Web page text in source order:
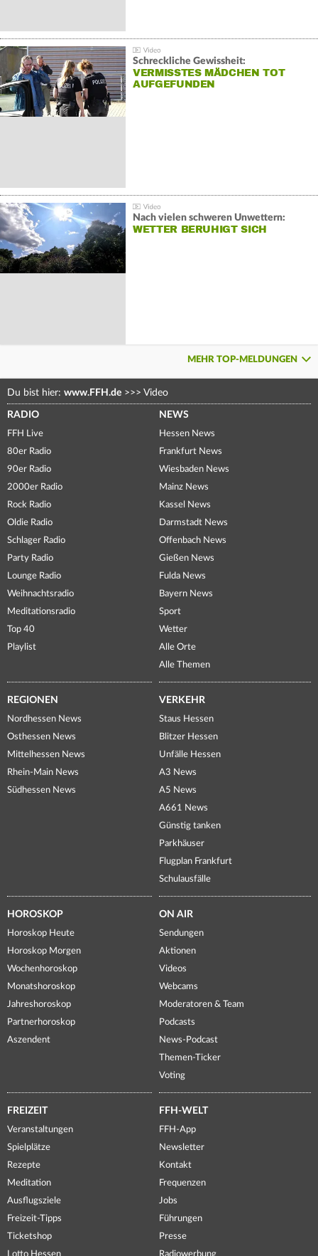
Schreckliche Gewissheit:
VERMISSTES MÄDCHEN TOT
AUFGEFUNDEN
Nach vielen schweren Unwettern:
WETTER BERUHIGT SICH
MEHR TOP-MELDUNGEN
Du bist hier: www.FFH.de >>> Video
RADIO
FFH Live
80er Radio
90er Radio
2000er Radio
Rock Radio
Oldie Radio
Schlager Radio
Party Radio
Lounge Radio
Weihnachtsradio
Meditationsradio
Top 40
Playlist
NEWS
Hessen News
Frankfurt News
Wiesbaden News
Mainz News
Kassel News
Darmstadt News
Offenbach News
Gießen News
Fulda News
Bayern News
Sport
Wetter
Alle Orte
Alle Themen
REGIONEN
Nordhessen News
Osthessen News
Mittelhessen News
Rhein-Main News
Südhessen News
VERKEHR
Staus Hessen
Blitzer Hessen
Unfälle Hessen
A3 News
A5 News
A661 News
Günstig tanken
Parkhäuser
Flugplan Frankfurt
Schulausfälle
HOROSKOP
Horoskop Heute
Horoskop Morgen
Wochenhoroskop
Monatshoroskop
Jahreshoroskop
Partnerhoroskop
Aszendent
ON AIR
Sendungen
Aktionen
Videos
Webcams
Moderatoren & Team
Podcasts
News-Podcast
Themen-Ticker
Voting
FREIZEIT
Veranstaltungen
Spielplätze
Rezepte
Meditation
Ausflugsziele
Freizeit-Tipps
Ticketshop
Lotto Hessen
FFH-WELT
FFH-App
Newsletter
Kontakt
Frequenzen
Jobs
Führungen
Presse
Radiowerbung